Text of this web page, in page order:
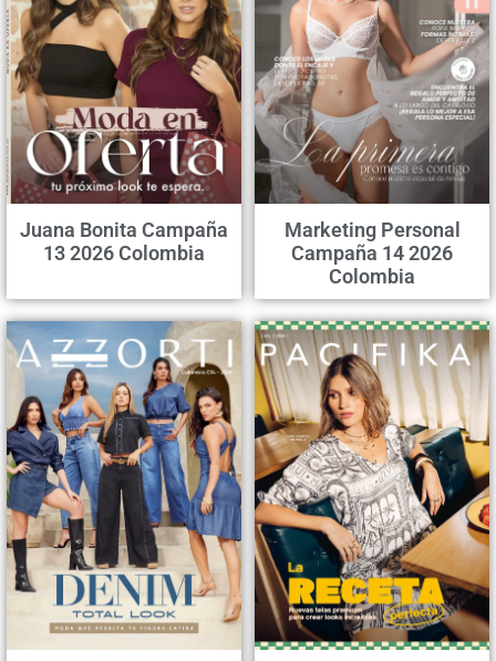
Juana Bonita Campaña
13 2026 Colombia
Marketing Personal
Campaña 14 2026
Colombia